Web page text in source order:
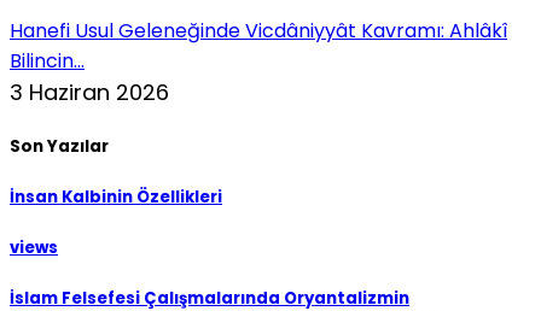
Hanefi Usul Geleneğinde Vicdâniyyât Kavramı: Ahlâkî
Bilincin...
3 Haziran 2026
Son Yazılar
İnsan Kalbinin Özellikleri
views
İslam Felsefesi Çalışmalarında Oryantalizmin